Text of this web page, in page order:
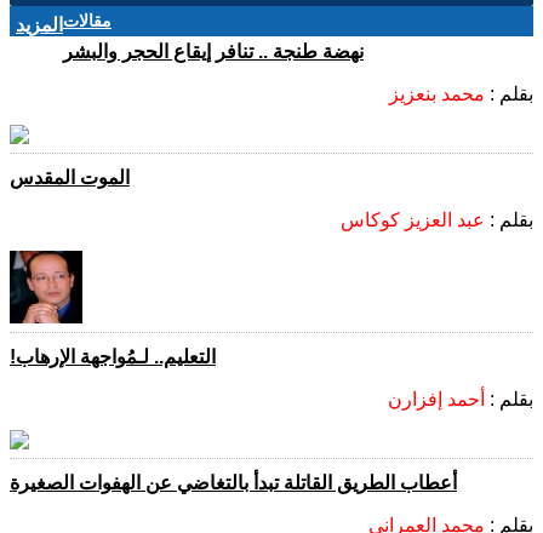
المزيد مقالات
نهضة طنجة .. تنافر إيقاع الحجر والبشر
بقلم : محمد بنعزيز
الموت المقدس
بقلم : عبد العزيز كوكاس
التعليم.. لـمُواجهة الإرهاب!
بقلم : أحمد إفزارن
أعطاب الطريق القاتلة تبدأ بالتغاضي عن الهفوات الصغيرة
بقلم : محمد العمراني